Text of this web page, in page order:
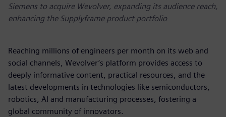
Siemens to acquire Wevolver, expanding its audience reach,
enhancing the Supplyframe product portfolio
Reaching millions of engineers per month on its web and
social channels, Wevolver’s platform provides access to
deeply informative content, practical resources, and the
latest developments in technologies like semiconductors,
robotics, AI and manufacturing processes, fostering a
global community of innovators.